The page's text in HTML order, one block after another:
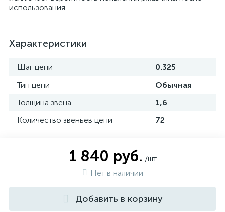
использования.
Характеристики
Шаг цепи
0.325
Тип цепи
Обычная
Толщина звена
1,6
Количество звеньев цепи
72
1 840 руб. /шт
Нет в наличии
Добавить в корзину